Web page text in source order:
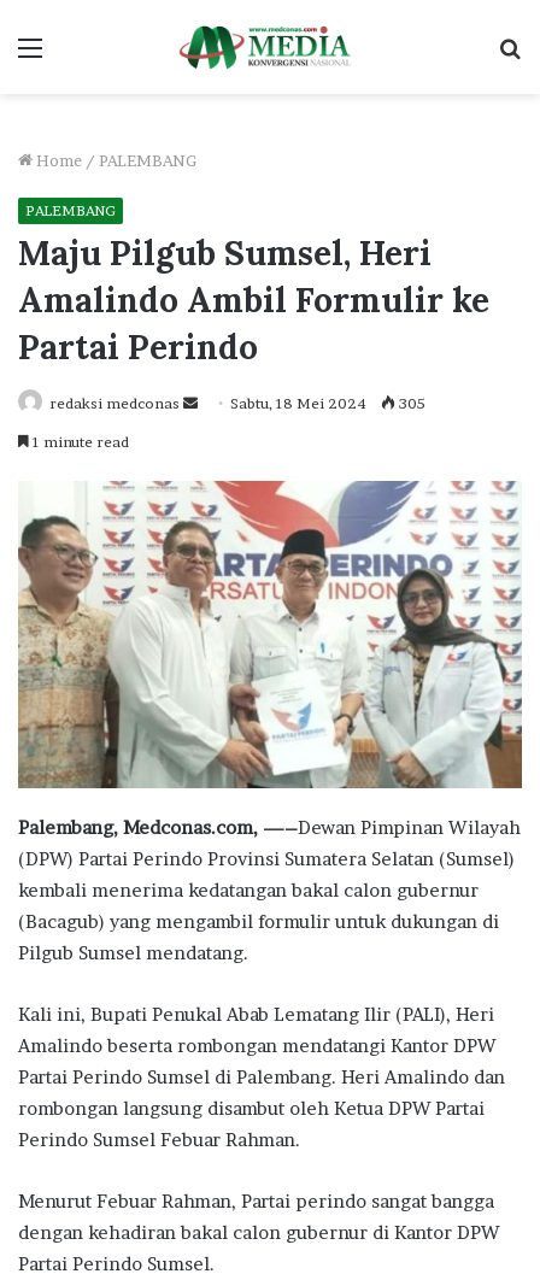
Menu
Home / PALEMBANG
PALEMBANG
Maju Pilgub Sumsel, Heri
Amalindo Ambil Formulir ke
Partai Perindo
redaksi medconas
Send Sabtu, 18 Mei 2024 305
1 minute read
Palembang, Medconas.com, —–Dewan Pimpinan Wilayah
(DPW) Partai Perindo Provinsi Sumatera Selatan (Sumsel)
kembali menerima kedatangan bakal calon gubernur
(Bacagub) yang mengambil formulir untuk dukungan di
Pilgub Sumsel mendatang.
Kali ini, Bupati Penukal Abab Lematang Ilir (PALI), Heri
Amalindo beserta rombongan mendatangi Kantor DPW
Partai Perindo Sumsel di Palembang. Heri Amalindo dan
rombongan langsung disambut oleh Ketua DPW Partai
Perindo Sumsel Febuar Rahman.
Menurut Febuar Rahman, Partai perindo sangat bangga
dengan kehadiran bakal calon gubernur di Kantor DPW
Partai Perindo Sumsel.